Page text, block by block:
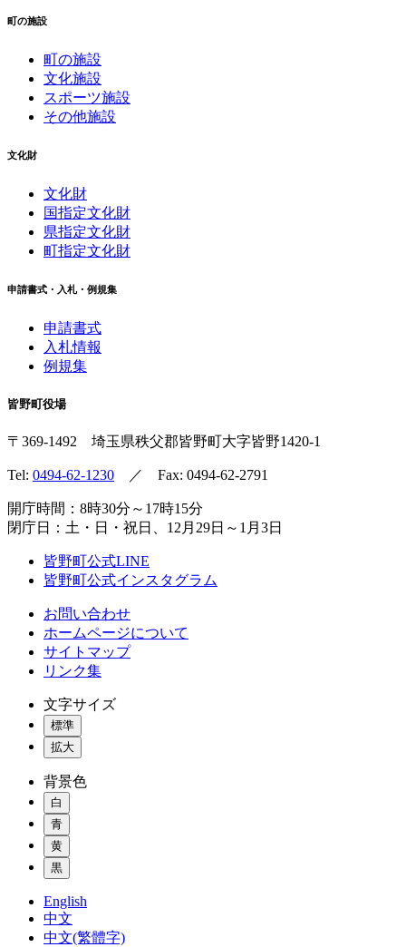
町の施設
町の施設
文化施設
スポーツ施設
その他施設
文化財
文化財
国指定文化財
県指定文化財
町指定文化財
申請書式・入札・例規集
申請書式
入札情報
例規集
皆野町役場
〒369-1492 埼玉県秩父郡皆野町 大字皆野1420-1
Tel: 0494-62-1230 ／ Fax: 0494-62-2791
開庁時間：8時30分～17時15分
閉庁日：土・日・祝日、12月29日～1月3日
皆野町公式LINE
皆野町公式インスタグラム
お問い合わせ
ホームページについて
サイトマップ
リンク集
文字サイズ
標準
拡大
背景色
白
青
黄
黒
English
中文
中文(繁體字)